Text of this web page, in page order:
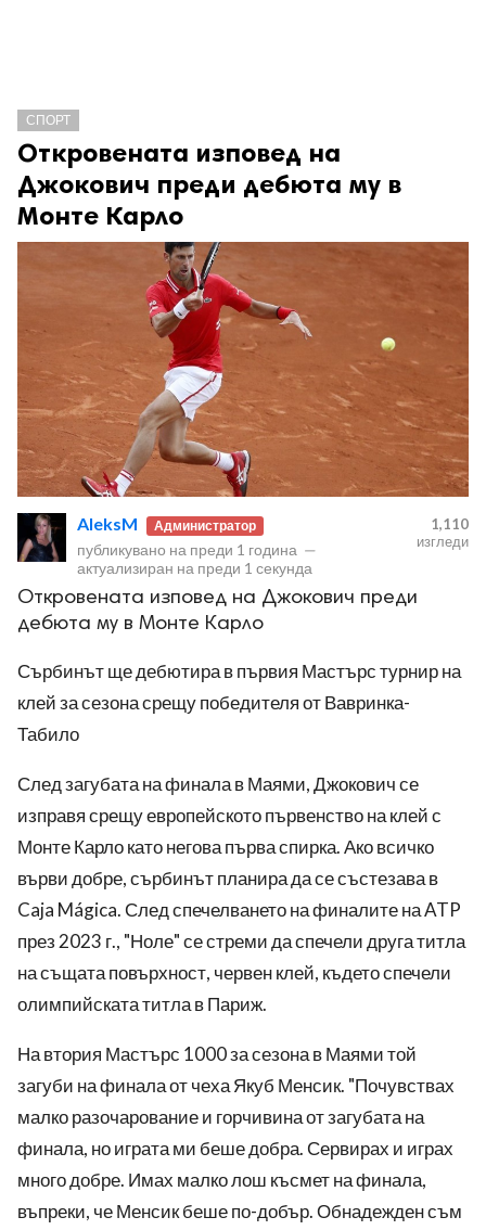
СПОРТ
Откровената изповед на
Джокович преди дебюта му в
Монте Карло
AleksM Администратор
публикувано на преди 1 година —
актуализиран на преди 1 секунда
1,110
изгледи
Откровената изповед на Джокович преди
дебюта му в Монте Карло
Сърбинът ще дебютира в първия Мастърс турнир на
клей за сезона срещу победителя от Вавринка-
Табило
След загубата на финала в Маями, Джокович се
изправя срещу европейското първенство на клей с
Монте Карло като негова първа спирка. Ако всичко
върви добре, сърбинът планира да се състезава в
Caja Mágica. След спечелването на финалите на ATP
през 2023 г., "Ноле" се стреми да спечели друга титла
на същата повърхност, червен клей, където спечели
олимпийската титла в Париж.
На втория Мастърс 1000 за сезона в Маями той
загуби на финала от чеха Якуб Менсик. "Почувствах
малко разочарование и горчивина от загубата на
финала, но играта ми беше добра. Сервирах и играх
много добре. Имах малко лош късмет на финала,
въпреки, че Менсик беше по-добър. Обнадежден съм